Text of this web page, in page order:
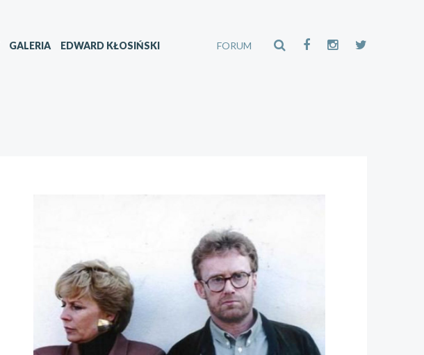
FORUM
GALERIA EDWARD KŁOSIŃSKI